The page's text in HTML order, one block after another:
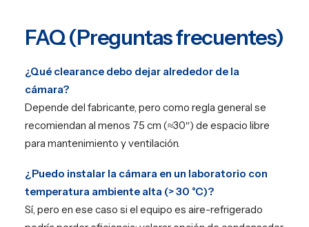
FAQ (Preguntas frecuentes)
¿Qué clearance debo dejar alrededor de la
cámara?
Depende del fabricante, pero como regla general se
recomiendan al menos 75 cm (≈30″) de espacio libre
para mantenimiento y ventilación.
¿Puedo instalar la cámara en un laboratorio con
temperatura ambiente alta (> 30 °C)?
Sí, pero en ese caso si el equipo es aire-refrigerado